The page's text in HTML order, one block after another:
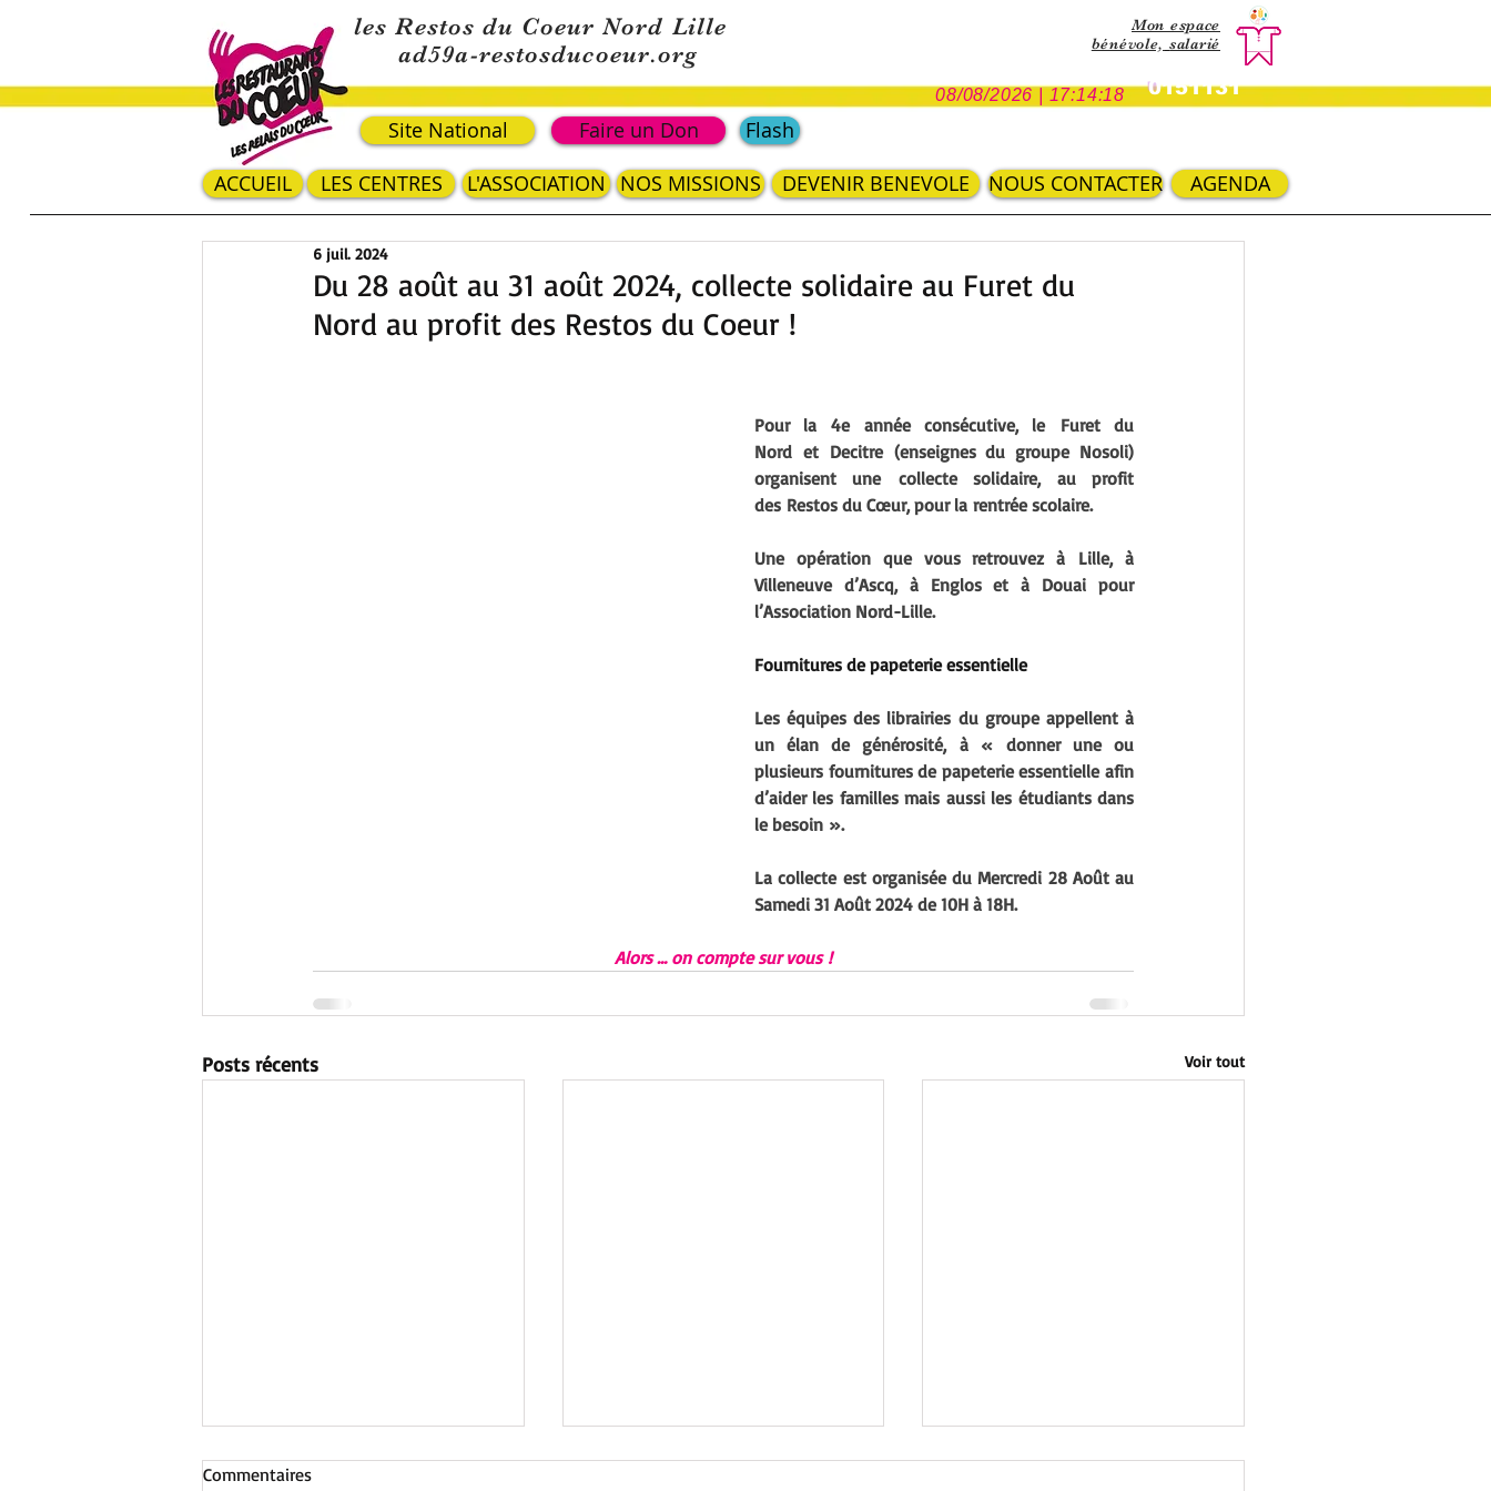
les Restos du Coeur Nord Lille
Faire un Don Flash
Mon espace
bénévole, salarié
0151131
ad59a-restosducoeur.org
08/08/2026 | 17:14:18
Site National
ACCUEIL
DEVENIR BENEVOLE
LES CENTRES NOS MISSIONS
L'ASSOCIATION AGENDA
NOUS CONTACTER
Du 28 août au 31 août 2024, collecte solidaire au Furet du
Nord au profit des Restos du Coeur !
6 juil. 2024
Pour la 4e année consécutive, le Furet du
organisent une collecte solidaire, au profit
des Restos du Cœur, pour la rentrée scolaire.
Une opération que vous retrouvez à Lille, à
Villeneuve d’Ascq, à Englos et à Douai pour
l’Association Nord-Lille.
Fournitures de papeterie essentielle
Les équipes des librairies du groupe appellent à
un élan de générosité, à « donner une ou
plusieurs fournitures de papeterie essentielle afin
d’aider les familles mais aussi les étudiants dans
le besoin ».
La collecte est organisée du Mercredi 28 Août au
Samedi 31 Août 2024 de 10H à 18H.
Alors … on compte sur vous !
Posts récents Voir tout
Commentaires